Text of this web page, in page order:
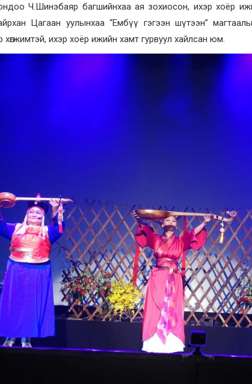
Ч.Шинэбаяр багшийнхаа ая зохиосон, ихэр хоёр
Цагаан уулынхаа “Ембүү гэгээн шүтээн”
ихэр хоёр ижийн хамт гурвуул хайлсан юм.